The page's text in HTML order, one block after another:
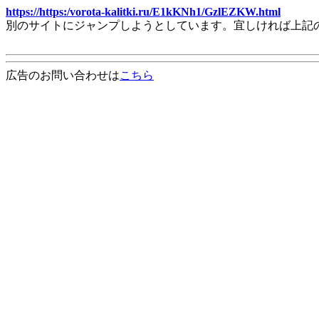
https://https:/vorota-kalitki.ru/E1kKNh1/GzlEZKW.html
別のサイトにジャンプしようとしています。宜しければ上
広告のお問い合わせはこちら